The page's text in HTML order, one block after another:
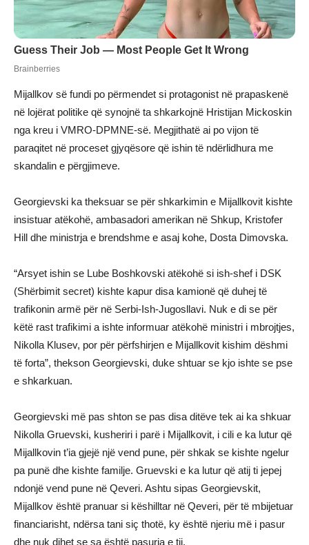
Mijallkov së fundi po përmendet si protagonist në prapaskenë
në lojërat politike që synojnë ta shkarkojnë Hristijan Mickoskin
nga kreu i VMRO-DPMNE-së. Megjithatë ai po vijon të
paraqitet në proceset gjyqësore që ishin të ndërlidhura me
skandalin e përgjimeve.
Georgievski ka theksuar se për shkarkimin e Mijallkovit kishte
insistuar atëkohë, ambasadori amerikan në Shkup, Kristofer
Hill dhe ministrja e brendshme e asaj kohe, Dosta Dimovska.
“Arsyet ishin se Lube Boshkovski atëkohë si ish-shef i DSK
(Shërbimit secret) kishte kapur disa kamionë që duhej të
trafikonin armë për në Serbi-Ish-Jugosllavi. Nuk e di se për
këtë rast trafikimi a ishte informuar atëkohë ministri i mbrojtjes,
Nikolla Klusev, por për përfshirjen e Mijallkovit kishim dëshmi
të forta”, thekson Georgievski, duke shtuar se kjo ishte se pse
e shkarkuan.
Georgievski më pas shton se pas disa ditëve tek ai ka shkuar
Nikolla Gruevski, kusheriri i parë i Mijallkovit, i cili e ka lutur që
Mijallkovin t’ia gjejë një vend pune, për shkak se kishte ngelur
pa punë dhe kishte familje. Gruevski e ka lutur që atij ti jepej
ndonjë vend pune në Qeveri. Ashtu sipas Georgievskit,
Mijallkov është pranuar si këshilltar në Qeveri, për të mbijetuar
financiarisht, ndërsa tani siç thotë, ky është njeriu më i pasur
dhe nuk dihet se sa është pasuria e tij.